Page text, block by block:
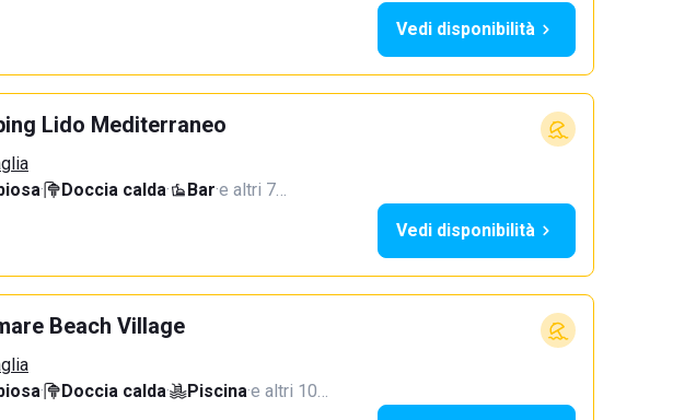
Vedi disponibilità
Lido Mediterraneo
· Doccia calda· Bar·e altri 7…
Vedi disponibilità
Beach Village
· Doccia calda· Piscina·e altri 10…